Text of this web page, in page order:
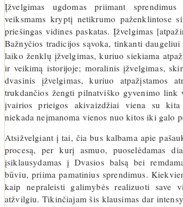
Įžvelgimas ugdomas priimant
veiksmams kryptį netikrumo paženklintose
priešingas vidines paskatas. Įžvelgimas
Bažnyčios tradicijos sąvoka, tinkanti
laiko ženklų įžvelgimas, kuriuo siekiama
ir veikimą istorijoje; moralinis įžvelgimas,
dvasinis įžvelgimas, kuriuo atpažįstamos
trukdančios žengti pilnatviško gyvenimo link
įvairios prieigos akivaizdžiai viena su
niekada neįmanoma vienos nuo kitos iki galo
Atsižvelgiant į tai, čia bus kalbama apie
procesą, per kurį asmuo, puoselėdamas
įsiklausydamas į Dvasios balsą bei
būviu, priima pamatinius sprendimus.
kaip nepraleisti galimybės realizuoti save
atžvilgiu. Tikinčiajam šis klausimas dar